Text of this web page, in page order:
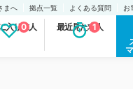
まへ 拠点一覧 よくある質問 お
入り求人
0 最近見た求人
1